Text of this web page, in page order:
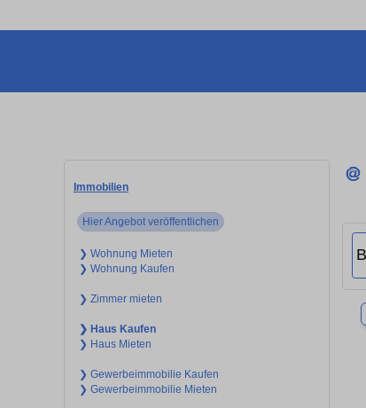
Immobilien
Hier Angebot veröffentlichen
❯ Wohnung Mieten
❯ Wohnung Kaufen
❯ Zimmer mieten
❯ Haus Kaufen
❯ Haus Mieten
❯ Gewerbeimmobilie Kaufen
❯ Gewerbeimmobilie Mieten